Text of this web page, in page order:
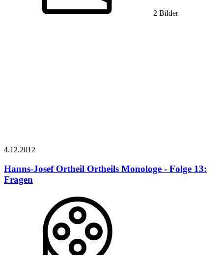
2 Bilder
4.12.2012
Hanns-Josef Ortheil Ortheils Monologe - Folge 13:
Fragen